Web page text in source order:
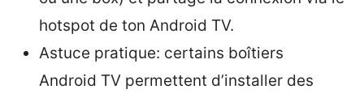
hotspot de ton Android TV.
Astuce pratique: certains boîtiers
Android TV permettent d’installer des